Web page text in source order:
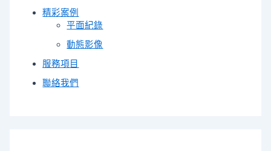
精彩案例
平面紀錄
動態影像
服務項目
聯絡我們